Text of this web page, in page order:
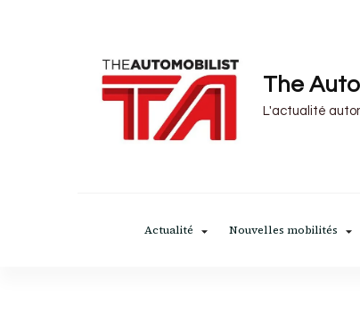
The
L'actualité
Actualité Nouvelles mobilités